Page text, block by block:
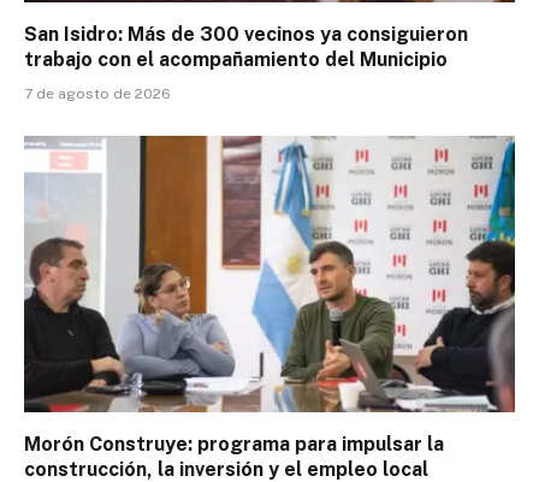
San Isidro: Más de 300 vecinos ya consiguieron
trabajo con el acompañamiento del Municipio
7 de agosto de 2026
Morón Construye: programa para impulsar la
construcción, la inversión y el empleo local